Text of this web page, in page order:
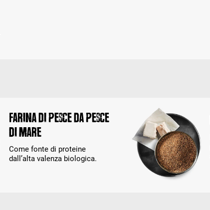
Farina di pesce da pesce
di mare
Come fonte di proteine
dall’alta valenza biologica.